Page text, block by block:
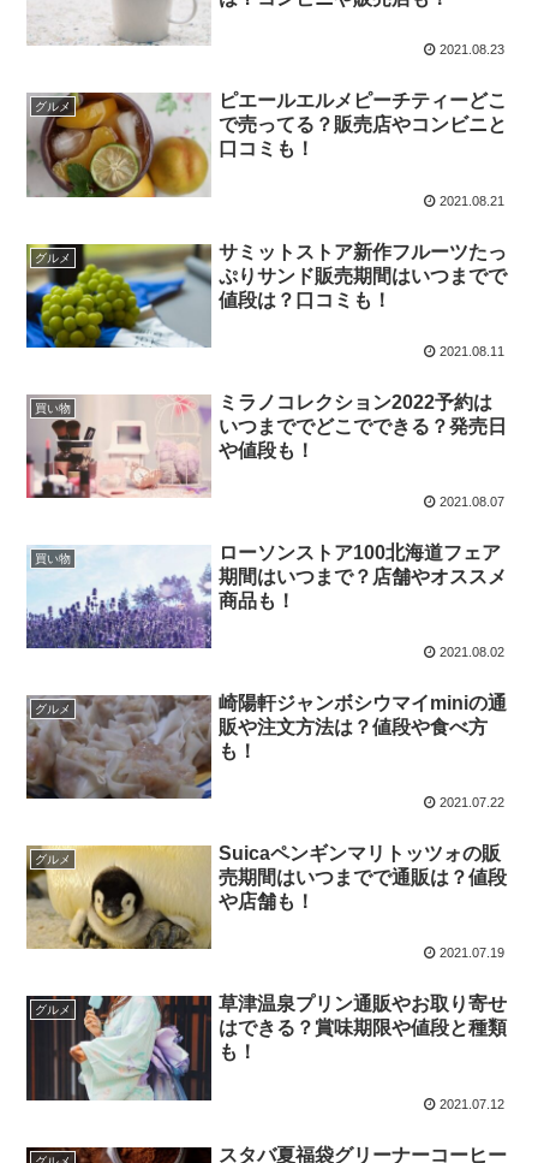
2021.08.23
グルメ
ピエールエルメピーチティーどこ
で売ってる？販売店やコンビニと
口コミも！
2021.08.21
グルメ
サミットストア新作フルーツたっ
ぷりサンド販売期間はいつまでで
値段は？口コミも！
2021.08.11
買い物
ミラノコレクション2022予約は
いつまででどこでできる？発売日
や値段も！
2021.08.07
買い物
ローソンストア100北海道フェア
期間はいつまで？店舗やオススメ
商品も！
2021.08.02
グルメ
崎陽軒ジャンボシウマイminiの通
販や注文方法は？値段や食べ方
も！
2021.07.22
グルメ
Suicaペンギンマリトッツォの販
売期間はいつまでで通販は？値段
や店舗も！
2021.07.19
グルメ
草津温泉プリン通販やお取り寄せ
はできる？賞味期限や値段と種類
も！
2021.07.12
スタバ夏福袋グリーナーコーヒー